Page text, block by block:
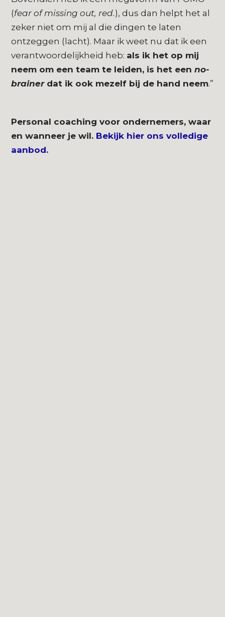
(fear of missing out, red.), dus dan helpt het al
zeker niet om mij al die dingen te laten
ontzeggen (lacht). Maar ik weet nu dat ik een
verantwoordelijkheid heb: als ik het op mij
neem om een team te leiden, is het eenno-
brainer dat ik ook mezelf bij de hand neem.”
Personal coaching voor ondernemers, waar
en wanneer je wil. Bekijk hier ons volledige
aanbod.